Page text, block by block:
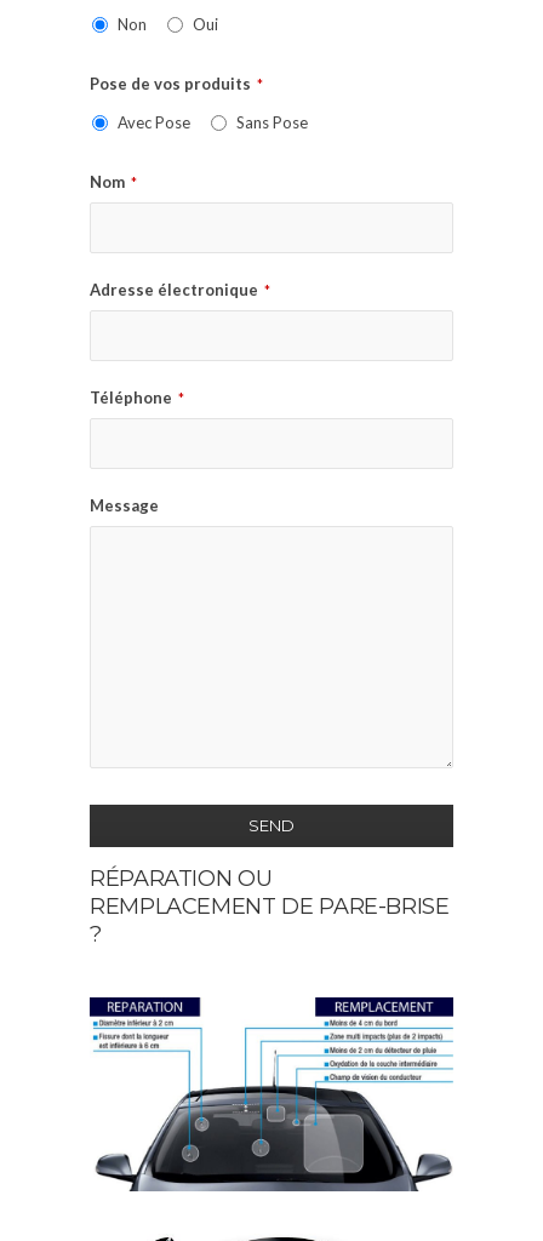
Non Oui
Pose de vos produits *
Avec Pose Sans Pose
Nom *
Adresse électronique *
Téléphone *
Message
SEND
This
field
should
left
blank
RÉPARATION OU
REMPLACEMENT DE PARE-BRISE
?